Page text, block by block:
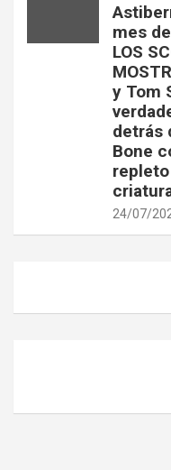
mes
LOS
y Tom
detrás
Bone
24/07/